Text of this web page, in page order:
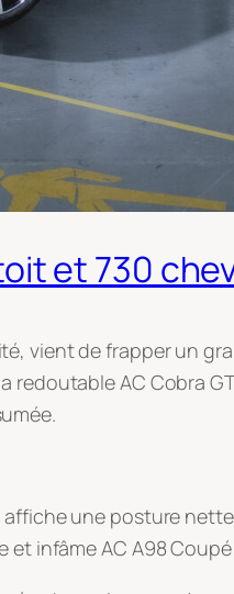
et 730
vient de frapper un
redoutable AC Cobra
.
une posture
infâme AC A98